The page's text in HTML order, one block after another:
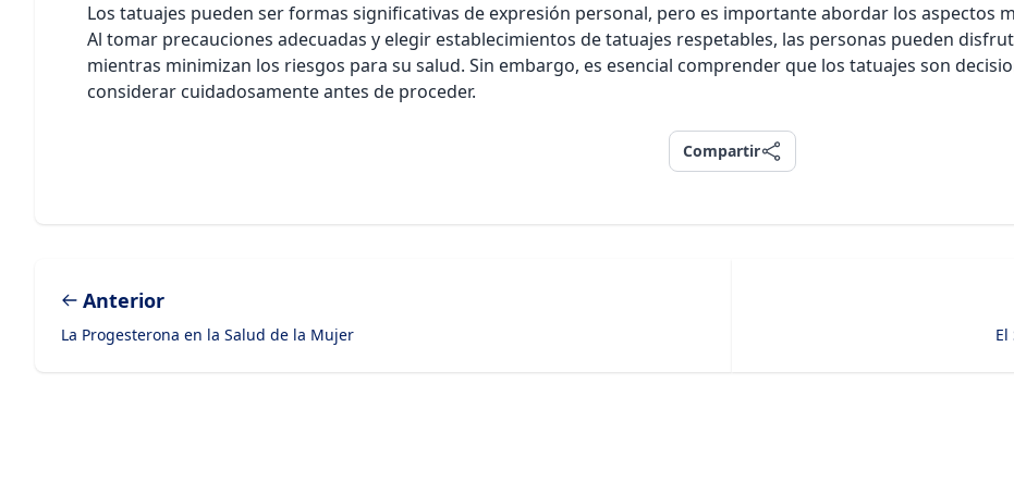
Los tatuajes pueden ser formas significativas de expresión personal, pero es importante abordar los aspectos
Al tomar precauciones adecuadas y elegir establecimientos de tatuajes respetables, las personas pueden
mientras minimizan los riesgos para su salud. Sin embargo, es esencial comprender que los tatuajes son
considerar cuidadosamente antes de proceder.
Compartir
Compartir
Anterior
La Progesterona en la Salud de la Mujer